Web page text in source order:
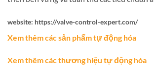
website: https://valve-control-expert.com/
Xem thêm các sản phẩm tự động hóa
Xem thêm các thương hiệu tự động hóa